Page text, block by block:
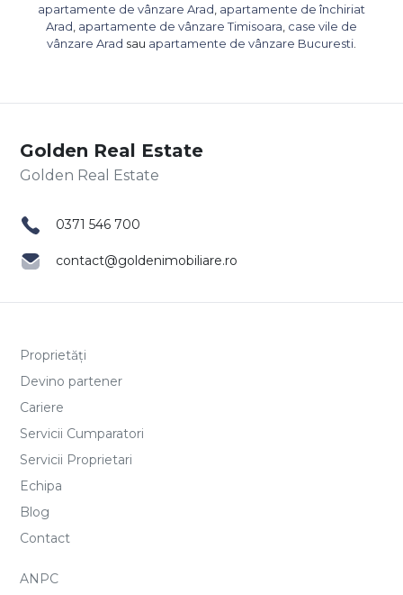
apartamente de vânzare Arad apartamente de închiriat
Arad apartamente de vânzare Timisoara case vile de
vânzare Arad sau apartamente de vânzare Bucuresti
Golden Real Estate
0371 546 700
contact@goldenimobiliare.ro
Proprietăți
Devino partener
Cariere
Servicii Cumparatori
Servicii Proprietari
Echipa
Blog
Contact
ANPC